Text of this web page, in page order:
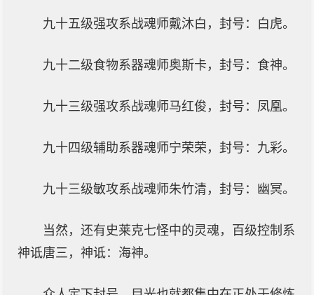
九十五级强攻系战魂师戴沐白，封号：白虎。
九十二级食物系器魂师奥斯卡，封号：食神。
九十三级强攻系战魂师马红俊，封号：凤凰。
九十四级辅助系器魂师宁荣荣，封号：九彩。
九十三级敏攻系战魂师朱竹清，封号：幽冥。
当然，还有史莱克七怪中的灵魂，百级控制系
神诋唐三，神诋：海神。